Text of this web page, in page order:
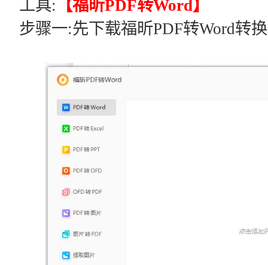
工具: 【福昕PDF转Word】
步骤一:先下载福昕PDF转Word转